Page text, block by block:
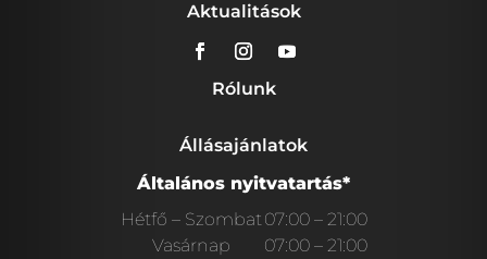
Aktualitások
Rólunk
Állásajánlatok
Általános nyitvatartás*
Hétfő – Szombat07:00 – 21:00
Vasárnap
07:00 – 21:00